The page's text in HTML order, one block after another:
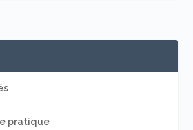
pratique